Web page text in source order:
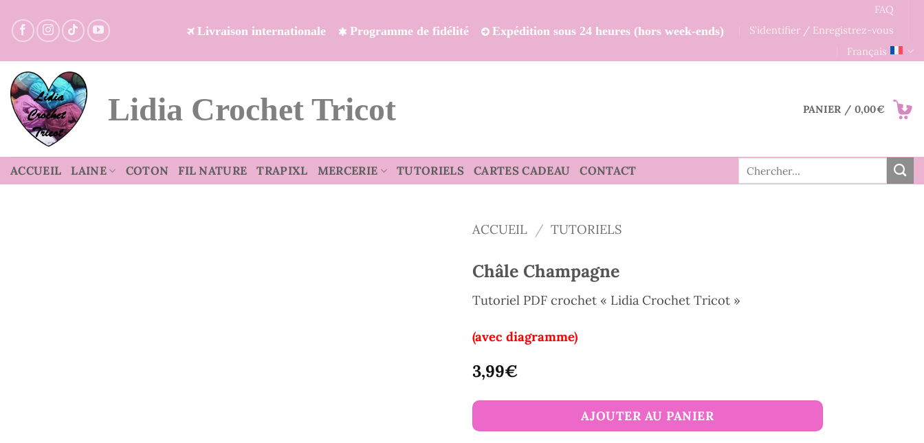
au
Livraison internationale Programme de fidélité Expédition sous 24 heures (hors week-ends)
FAQ
S'identifier / Enregistrez-vous
Français
Lidia Crochet Tricot PANIER / 0,00€
ACCUEIL LAINE COTON FIL NATURE TRAPIXL MERCERIE TUTORIELS CARTES CADEAU CONTACT
Recherche
pour :
ACCUEIL / TUTORIELS
Châle Champagne
Tutoriel PDF crochet « Lidia Crochet Tricot »
(avec diagramme)
3,99€
AJOUTER AU PANIER